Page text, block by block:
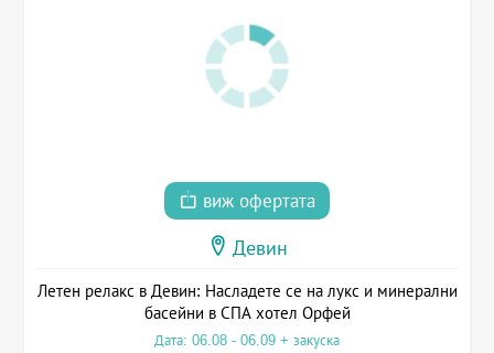
виж офертата
Девин
Летен релакс в Девин: Насладете се на лукс и минерални
басейни в СПА хотел Орфей
Дата: 06.08 - 06.09 + закуска